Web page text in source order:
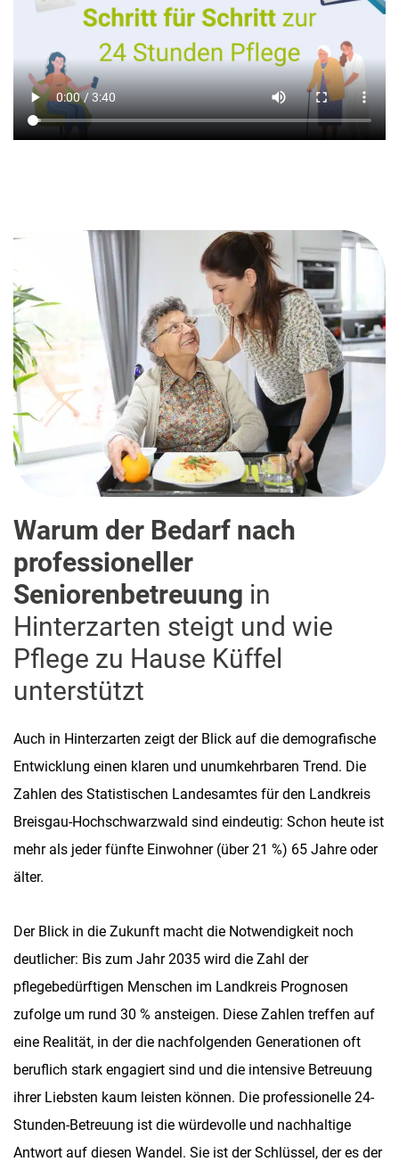
Warum der Bedarf nach
professioneller
Seniorenbetreuung in
Hinterzarten steigt und wie
Pflege zu Hause Küffel
unterstützt
Auch in Hinterzarten zeigt der Blick auf die demografische
Entwicklung einen klaren und unumkehrbaren Trend. Die
Zahlen des Statistischen Landesamtes für den Landkreis
Breisgau-Hochschwarzwald sind eindeutig: Schon heute ist
mehr als jeder fünfte Einwohner (über 21 %) 65 Jahre oder
älter.
Der Blick in die Zukunft macht die Notwendigkeit noch
deutlicher: Bis zum Jahr 2035 wird die Zahl der
pflegebedürftigen Menschen im Landkreis Prognosen
zufolge um rund 30 % ansteigen. Diese Zahlen treffen auf
eine Realität, in der die nachfolgenden Generationen oft
beruflich stark engagiert sind und die intensive Betreuung
ihrer Liebsten kaum leisten können. Die professionelle 24-
Stunden-Betreuung ist die würdevolle und nachhaltige
Antwort auf diesen Wandel. Sie ist der Schlüssel, der es der